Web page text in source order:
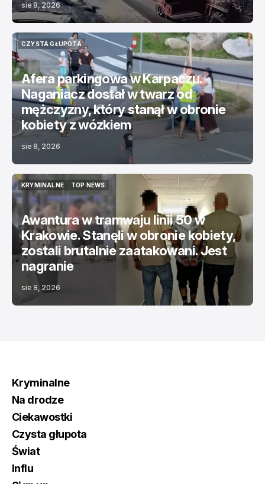
sie 8, 2026
CZYSTA GŁUPOTA
CZYSTA GŁUPOTA
Afera parkingowa w Karpaczu.
Naganiacz dostał w twarz od
mężczyzny, który stanął w obronie
kobiety z wózkiem
sie 8, 2026
KRYMINALNE
KRYMINALNE
TOP NEWS
TOP NEWS
Awantura w tramwaju linii 50 w
Krakowie. Stanęli w obronie kobiety,
zostali brutalnie zaatakowani. Jest
nagranie
sie 8, 2026
Kryminalne
Na drodze
Ciekawostki
Czysta głupota
Świat
Influ